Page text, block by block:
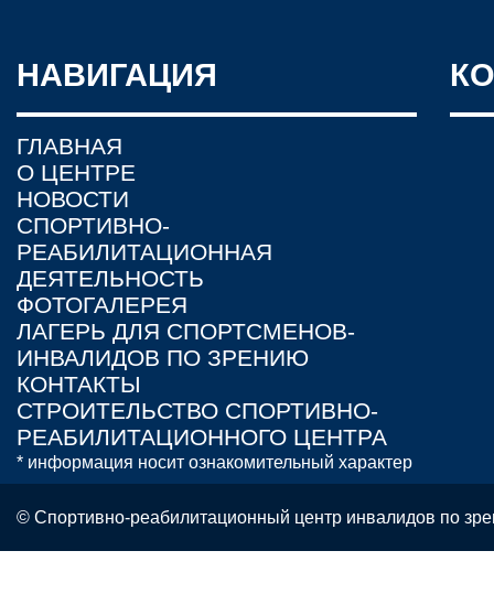
НАВИГАЦИЯ
ГЛАВНАЯ
О ЦЕНТРЕ
НОВОСТИ
СПОРТИВНО-
РЕАБИЛИТАЦИОННАЯ
ДЕЯТЕЛЬНОСТЬ
ФОТОГАЛЕРЕЯ
ЛАГЕРЬ ДЛЯ СПОРТСМЕНОВ-
ИНВАЛИДОВ ПО ЗРЕНИЮ
КОНТАКТЫ
СТРОИТЕЛЬСТВО СПОРТИВНО-
РЕАБИЛИТАЦИОННОГО ЦЕНТРА
* информация носит ознакомительный характер
© Спортивно-реабилитационный центр инвалидов по